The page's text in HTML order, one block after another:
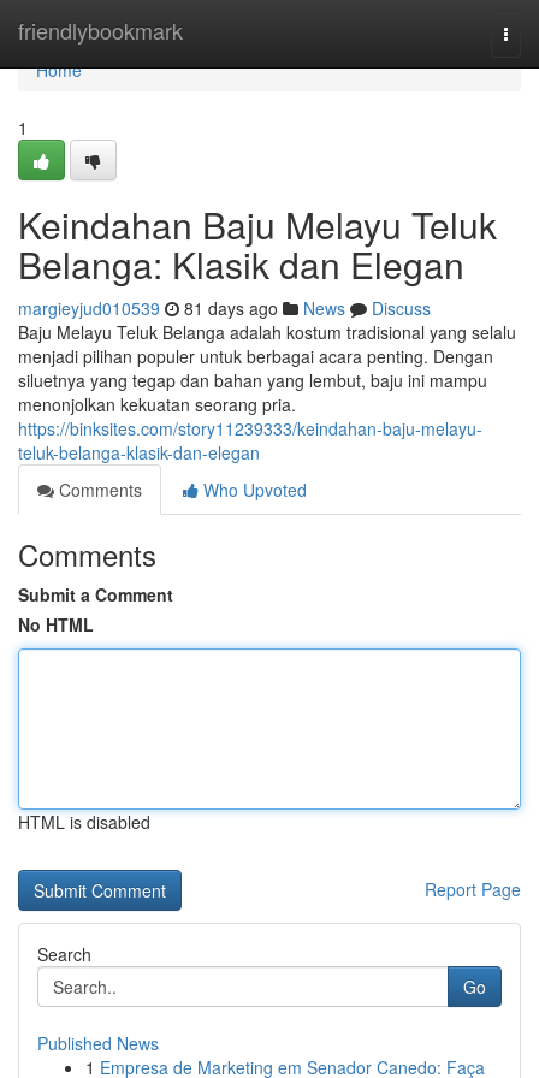
friendlybookmark
Home
Home
1
Keindahan Baju Melayu Teluk
Belanga: Klasik dan Elegan
margieyjud010539 81 days ago News
Discuss
Baju Melayu Teluk Belanga adalah kostum tradisional yang selalu
menjadi pilihan populer untuk berbagai acara penting. Dengan
siluetnya yang tegap dan bahan yang lembut, baju ini mampu
menonjolkan kekuatan seorang pria.
https://binksites.com/story11239333/keindahan-baju-melayu-
teluk-belanga-klasik-dan-elegan
Comments
Who Upvoted
Comments
Submit a Comment
No HTML
HTML is disabled
Report Page
Search
Go
Published News
1 Empresa de Marketing em Senador Canedo: Faça